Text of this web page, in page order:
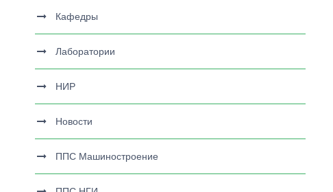
Кафедры
Лаборатории
НИР
Новости
ППС Машиностроение